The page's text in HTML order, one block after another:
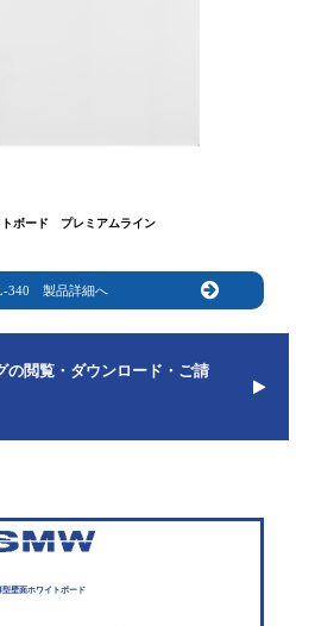
トボード プレミアムライン
340 製品詳細へ
閲覧・ダウンロード・ご請
型壁面ホワイトボード